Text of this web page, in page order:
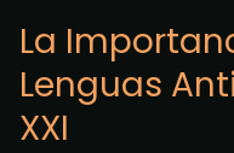
La
Lenguas
XXI